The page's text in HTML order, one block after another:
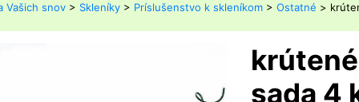
Vašich snov > Skleníky > Príslušenstvo k skleníkom > Ostatné >
sada 4